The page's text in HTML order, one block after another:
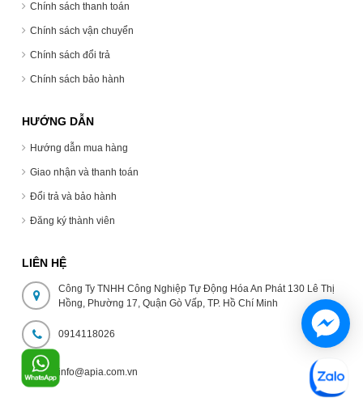
Chính sách thanh toán
Chính sách vận chuyển
Chính sách đổi trả
Chính sách bảo hành
HƯỚNG DẪN
Hướng dẫn mua hàng
Giao nhận và thanh toán
Đổi trả và bảo hành
Đăng ký thành viên
LIÊN HỆ
Công Ty TNHH Công Nghiệp Tự Động Hóa An Phát 130 Lê Thị
Hồng, Phường 17, Quận Gò Vấp, TP. Hồ Chí Minh
0914118026
info@apia.com.vn